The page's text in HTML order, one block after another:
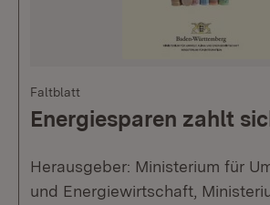
Faltblatt
Energiesparen zahlt
Herausgeber: Ministerium für
und Energiewirtschaft,